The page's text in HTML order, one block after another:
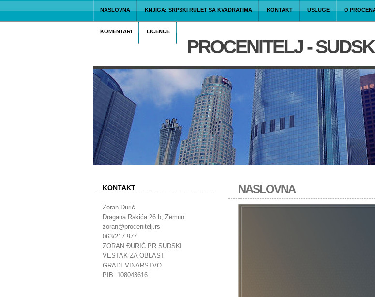
NASLOVNA KNJIGA: SRPSKI RULET SA KVADRATIMA KONTAKT USLUGE O
KOMENTARI LICENCE
PROCENITELJ -
NASLOVNA
KONTAKT
Zoran Đurić
Dragana Rakića 26 b, Zemun
zoran@procenitelj.rs
063/217-977
ZORAN ĐURIĆ PR SUDSKI
VEŠTAK ZA OBLAST
GRAĐEVINARSTVO
PIB: 108043616